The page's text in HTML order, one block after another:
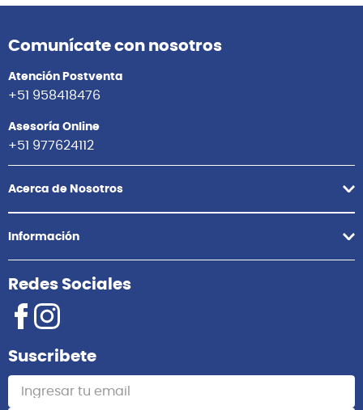
Comunícate con nosotros
Atención Postventa
+51 958418476
Asesoría Online
+51 977624112
Acerca de Nosotros
Información
Redes Sociales
Suscribete